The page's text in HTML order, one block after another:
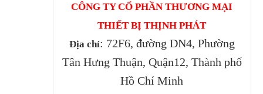
CÔNG TY CỔ PHẦN THƯƠNG MẠI
THIẾT BỊ THỊNH PHÁT
Địa chỉ: 72F6, đường DN4, Phường
Tân Hưng Thuận, Quận12, Thành phố
Hồ Chí Minh